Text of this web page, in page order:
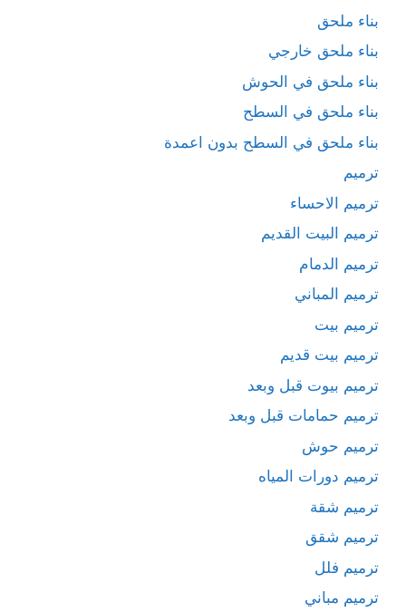
بناء ملحق
بناء ملحق خارجي
بناء ملحق في الحوش
بناء ملحق في السطح
بناء ملحق في السطح بدون اعمدة
ترميم
ترميم الاحساء
ترميم البيت القديم
ترميم الدمام
ترميم المباني
ترميم بيت
ترميم بيت قديم
ترميم بيوت قبل وبعد
ترميم حمامات قبل وبعد
ترميم حوش
ترميم دورات المياه
ترميم شقة
ترميم شقق
ترميم فلل
ترميم مباني